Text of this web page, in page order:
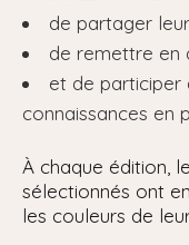
de partager
de remettre en
et de participer
connaissances en
À chaque édition,
sélectionnés ont
les couleurs de